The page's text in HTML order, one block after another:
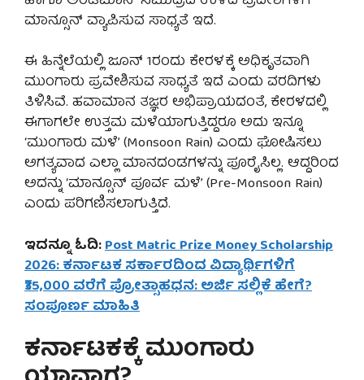
ಮಾನ್ಸೂನ್ ವ್ಯಾಪಿಸುವ ಸಾಧ್ಯತೆ ಇದೆ.
ಈ ಹಿನ್ನೆಲೆಯಲ್ಲಿ ಜೂನ್ 1ರಂದು ಕೇರಳಕ್ಕೆ ಅಧಿಕೃತವಾಗಿ
ಮುಂಗಾರು ಪ್ರವೇಶಿಸುವ ಸಾಧ್ಯತೆ ಇದೆ ಎಂದು ವರದಿಗಳು
ತಿಳಿಸಿವೆ. ಹವಾಮಾನ ತಜ್ಞರ ಅಭಿಪ್ರಾಯದಂತೆ, ಕೇರಳದಲ್ಲಿ
ಈಗಾಗಲೇ ಉತ್ತಮ ಮಳೆಯಾಗುತ್ತಿದ್ದರೂ ಅದು ಇನ್ನೂ
‘ಮುಂಗಾರು ಮಳೆ’ (Monsoon Rain) ಎಂದು ಘೋಷಿಸಲು
ಅಗತ್ಯವಾದ ಎಲ್ಲಾ ಮಾನದಂಡಗಳನ್ನು ಪೂರೈಸಿಲ್ಲ. ಆದ್ದರಿಂದ
ಅದನ್ನು ‘ಮಾನ್ಸೂನ್ ಪೂರ್ವ ಮಳೆ’ (Pre-Monsoon Rain)
ಎಂದು ಪರಿಗಣಿಸಲಾಗುತ್ತಿದೆ.
ಇದನ್ನೂ ಓದಿ:Post Matric Prize Money Scholarship
2026: ಕರ್ನಾಟಕ ಸರ್ಕಾರದಿಂದ ವಿದ್ಯಾರ್ಥಿಗಳಿಗೆ
₹35,000 ವರೆಗೆ ಪ್ರೋತ್ಸಾಹಧನ: ಅರ್ಜಿ ಸಲ್ಲಿಕೆ ಹೇಗೆ?
ಸಂಪೂರ್ಣ ಮಾಹಿತಿ
ಕರ್ನಾಟಕಕ್ಕೆ ಮುಂಗಾರು